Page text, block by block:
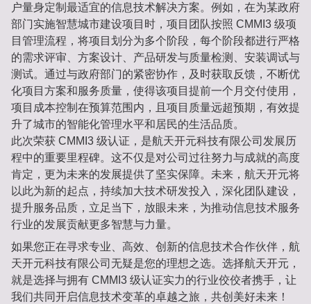
户量身定制最适宜的信息技术解决方案。例如，在为某政府
部门实施智慧城市建设项目时，项目团队按照 CMMI3 级项
目管理流程，将项目划分为多个阶段，每个阶段都进行严格
的需求评审、方案设计、产品研发与质量检测、安装调试与
测试。通过与政府部门的紧密协作，及时获取反馈，不断优
化项目方案和服务质量，使得该项目提前一个月交付使用，
项目成本控制在预算范围内，且项目质量远超预期，有效提
升了城市的智能化管理水平和居民的生活品质。
此次荣获 CMMI3 级认证，是航天开元科技有限公司发展历
程中的重要里程碑。这不仅是对公司过往努力与成就的高度
肯定，更为未来的发展提供了坚实保障。未来，航天开元将
以此为新的起点，持续加大技术研发投入，深化团队建设，
提升服务品质，立足当下，放眼未来，为推动信息技术服务
行业的发展贡献更多智慧与力量。
如果您正在寻求专业、高效、创新的信息技术合作伙伴，航
天开元科技有限公司无疑是您的理想之选。选择航天开元，
就是选择与拥有 CMMI3 级认证实力的行业佼佼者携手，让
我们共同开启信息技术变革的卓越之旅，共创美好未来！